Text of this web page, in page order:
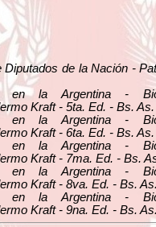
Diputados de la Nación -
la Argentina -
Kraft - 5ta. Ed. - Bs. As.
la Argentina -
Kraft - 6ta. Ed. - Bs. As.
la Argentina -
Kraft - 7ma. Ed. - Bs.
la Argentina -
Kraft - 8va. Ed. - Bs.
la Argentina -
Kraft - 9na. Ed. - Bs.